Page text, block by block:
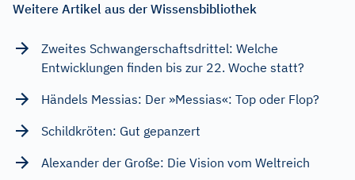
Weitere Artikel aus der Wissensbibliothek
Zweites Schwangerschaftsdrittel: Welche
Entwicklungen finden bis zur 22. Woche statt?
Händels Messias: Der »Messias«: Top oder Flop?
Schildkröten: Gut gepanzert
Alexander der Große: Die Vision vom Weltreich